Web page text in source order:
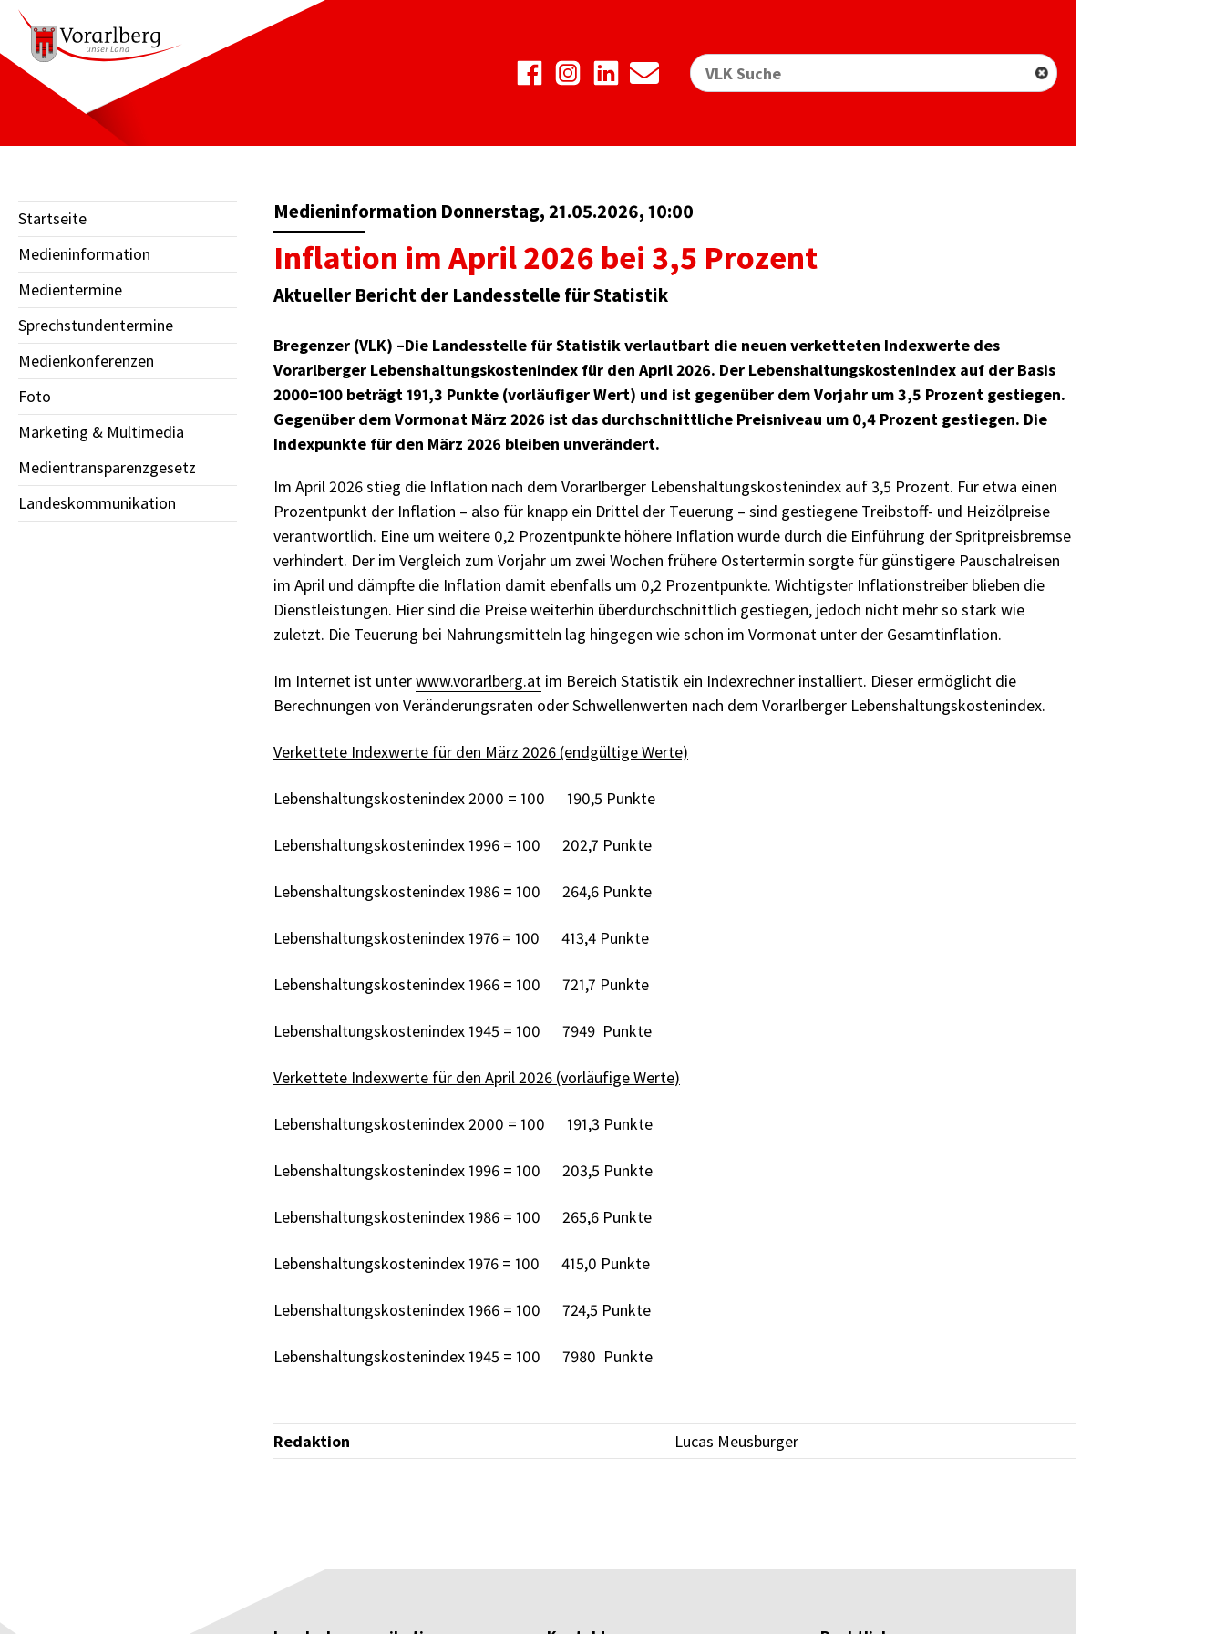
Startseite
Medieninformation
Medientermine
Sprechstundentermine
Medienkonferenzen
Foto
Marketing & Multimedia
Medientransparenzgesetz
Landeskommunikation
Medieninformation Donnerstag, 21.05.2026, 10:00
Inflation im April 2026 bei 3,5 Prozent
Aktueller Bericht der Landesstelle für Statistik
Bregenzer (VLK) –Die Landesstelle für Statistik verlautbart die neuen verketteten Indexwerte des
Vorarlberger Lebenshaltungskostenindex für den April 2026. Der Lebenshaltungskostenindex auf der Basis
2000=100 beträgt 191,3 Punkte (vorläufiger Wert) und ist gegenüber dem Vorjahr um 3,5 Prozent gestiegen.
Gegenüber dem Vormonat März 2026 ist das durchschnittliche Preisniveau um 0,4 Prozent gestiegen. Die
Indexpunkte für den März 2026 bleiben unverändert.
Im April 2026 stieg die Inflation nach dem Vorarlberger Lebenshaltungskostenindex auf 3,5 Prozent. Für etwa einen
Prozentpunkt der Inflation – also für knapp ein Drittel der Teuerung – sind gestiegene Treibstoff- und Heizölpreise
verantwortlich. Eine um weitere 0,2 Prozentpunkte höhere Inflation wurde durch die Einführung der Spritpreisbremse
verhindert. Der im Vergleich zum Vorjahr um zwei Wochen frühere Ostertermin sorgte für günstigere Pauschalreisen
im April und dämpfte die Inflation damit ebenfalls um 0,2 Prozentpunkte. Wichtigster Inflationstreiber blieben die
Dienstleistungen. Hier sind die Preise weiterhin überdurchschnittlich gestiegen, jedoch nicht mehr so stark wie
zuletzt. Die Teuerung bei Nahrungsmitteln lag hingegen wie schon im Vormonat unter der Gesamtinflation.
Im Internet ist unterwww.vorarlberg.at im Bereich Statistik ein Indexrechner installiert. Dieser ermöglicht die
Berechnungen von Veränderungsraten oder Schwellenwerten nach dem Vorarlberger Lebenshaltungskostenindex.
Verkettete Indexwerte für den März 2026 (endgültige Werte)
Lebenshaltungskostenindex 2000 = 100 190,5 Punkte
Lebenshaltungskostenindex 1996 = 100 202,7 Punkte
Lebenshaltungskostenindex 1986 = 100 264,6 Punkte
Lebenshaltungskostenindex 1976 = 100 413,4 Punkte
Lebenshaltungskostenindex 1966 = 100 721,7 Punkte
Lebenshaltungskostenindex 1945 = 100 7949 Punkte
Verkettete Indexwerte für den April 2026 (vorläufige Werte)
Lebenshaltungskostenindex 2000 = 100 191,3 Punkte
Lebenshaltungskostenindex 1996 = 100 203,5 Punkte
Lebenshaltungskostenindex 1986 = 100 265,6 Punkte
Lebenshaltungskostenindex 1976 = 100 415,0 Punkte
Lebenshaltungskostenindex 1966 = 100 724,5 Punkte
Lebenshaltungskostenindex 1945 = 100 7980 Punkte
Redaktion Lucas Meusburger